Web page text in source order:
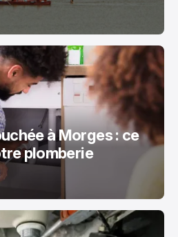
à Morges : ce
plomberie